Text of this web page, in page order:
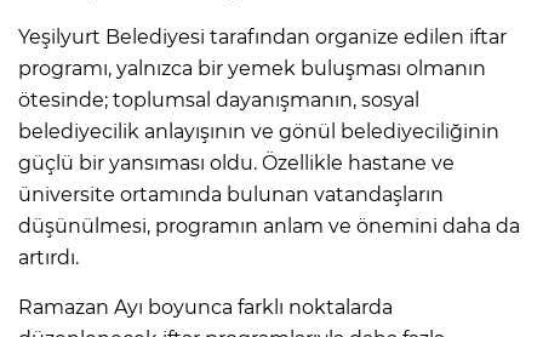
Yeşilyurt Belediyesi tarafından organize edilen iftar
programı, yalnızca bir yemek buluşması olmanın
ötesinde; toplumsal dayanışmanın, sosyal
belediyecilik anlayışının ve gönül belediyeciliğinin
güçlü bir yansıması oldu. Özellikle hastane ve
üniversite ortamında bulunan vatandaşların
düşünülmesi, programın anlam ve önemini daha da
artırdı.
Ramazan Ayı boyunca farklı noktalarda